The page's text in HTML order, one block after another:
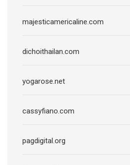
majesticamericaline.com
dichoithailan.com
yogarose.net
cassyfiano.com
pagdigital.org